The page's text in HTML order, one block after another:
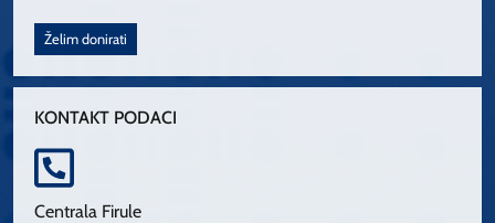
Želim donirati
KONTAKT PODACI
Centrala Firule